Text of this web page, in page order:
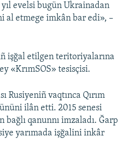
yıl evelsi bugün Ukrainadan
al etmege imkân bar edi», –
işğal etilgen teritoriyalarına
«KrımSOS» tesisçisi.
Rusiyeniñ vaqtınca Qırım
ilân etti. 2015 senesi
qanunnı imzaladı. Ğarp
yarımada işğalini inkâr